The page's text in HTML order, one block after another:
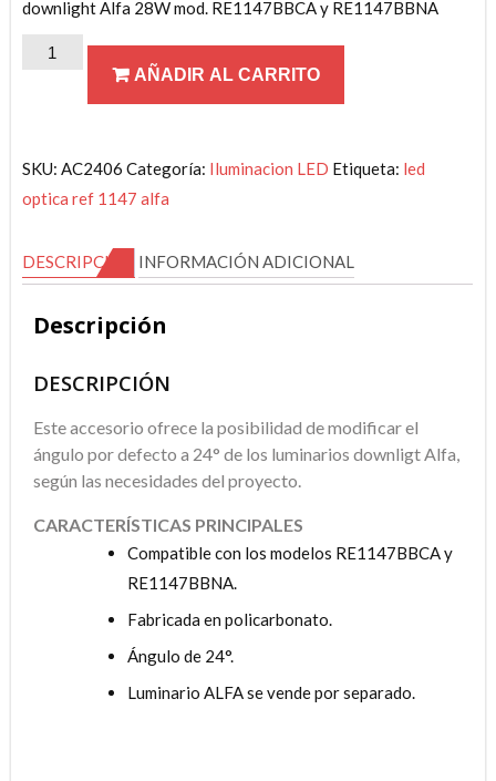
downlight Alfa 28W mod. RE1147BBCA y RE1147BBNA
Óptica
Blanco
ALFA
AÑADIR AL CARRITO
SKU:AC2406 Categoría: Iluminacion LED Etiqueta: led
optica ref 1147 alfa
DESCRIPCIÓN INFORMACIÓN ADICIONAL
Descripción
DESCRIPCIÓN
Este accesorio ofrece la posibilidad de modificar el
ángulo por defecto a 24° de los luminarios downligt Alfa,
según las necesidades del proyecto.
CARACTERÍSTICAS PRINCIPALES
Compatible con los modelos RE1147BBCA y
RE1147BBNA.
Fabricada en policarbonato.
Ángulo de 24°.
Luminario ALFA se vende por separado.